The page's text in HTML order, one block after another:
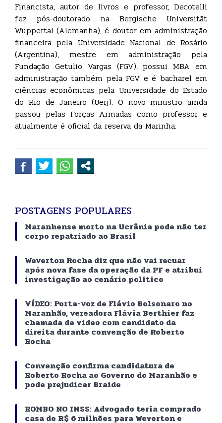
Financista, autor de livros e professor, Decotelli
fez pós-doutorado na Bergische Universitãt
Wuppertal (Alemanha), é doutor em administração
financeira pela Universidade Nacional de Rosário
(Argentina), mestre em administração pela
Fundação Getulio Vargas (FGV), possui MBA em
administração também pela FGV e é bacharel em
ciências econômicas pela Universidade do Estado
do Rio de Janeiro (Uerj). O novo ministro ainda
passou pelas Forças Armadas como professor e
atualmente é oficial da reserva da Marinha.
POSTAGENS POPULARES
Maranhense morto na Ucrânia pode não ter
corpo repatriado ao Brasil
Weverton Rocha diz que não vai recuar
após nova fase da operação da PF e atribui
investigação ao cenário político
VÍDEO: Porta-voz de Flávio Bolsonaro no
Maranhão, vereadora Flávia Berthier faz
chamada de vídeo com candidato da
direita durante convenção de Roberto
Rocha
Convenção confirma candidatura de
Roberto Rocha ao Governo do Maranhão e
pode prejudicar Braide
ROMBO NO INSS: Advogado teria comprado
casa de R$ 6 milhões para Weverton e